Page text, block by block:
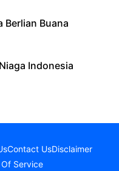
Berlian Buana
Indonesia
Contact UsDisclaimer
Service